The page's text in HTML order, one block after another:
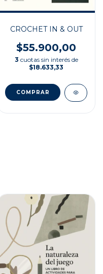
CROCHET IN & OUT
$55.900,00
3 cuotas sin interés de
$18.633,33